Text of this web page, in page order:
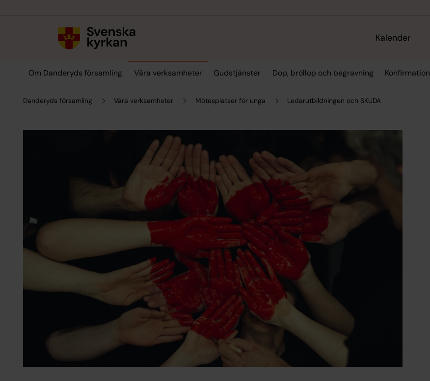
Kalender
Om Danderyds församling Våra verksamheter Gudstjänster Dop, bröllop och begravning Konfirmation
Danderyds församling Våra verksamheter Mötesplatser för unga Ledarutbildningen och SKUDA